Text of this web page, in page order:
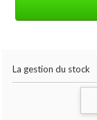
La gestion du stock